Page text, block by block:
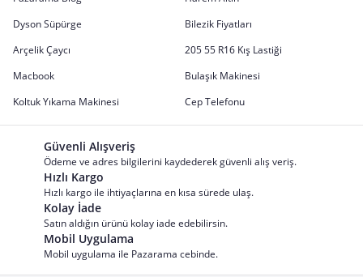
Dyson Süpürge
Bilezik Fiyatları
Arçelik Çaycı
205 55 R16 Kış Lastiği
Macbook
Bulaşık Makinesi
Koltuk Yıkama Makinesi
Cep Telefonu
Güvenli Alışveriş
Ödeme ve adres bilgilerini kaydederek güvenli alış veriş.
Hızlı Kargo
Hızlı kargo ile ihtiyaçlarına en kısa sürede ulaş.
Kolay İade
Satın aldığın ürünü kolay iade edebilirsin.
Mobil Uygulama
Mobil uygulama ile Pazarama cebinde.